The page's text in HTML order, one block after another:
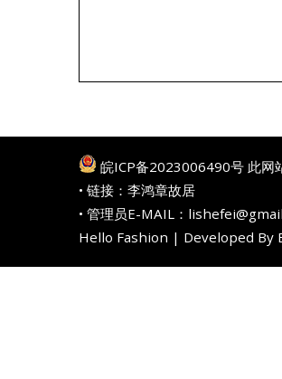
皖ICP备2023006490号 此网
• 链接： 李鸿章故居
• 管理员E-MAIL：
Hello Fashion | Developed By